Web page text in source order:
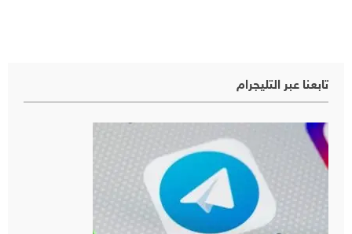
تابعنا عبر التليجرام